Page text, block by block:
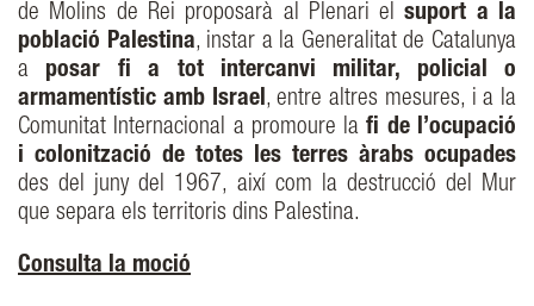
de Molins de Rei proposarà al Plenari elsuport a la
població Palestina, instar a la Generalitat de Catalunya
a
posar fi a tot intercanvi militar, policial o
armamentístic amb Israel, entre altres mesures, i a la
Comunitat Internacional a promoure lafi de l’ocupació
i colonització de totes les terres àrabs ocupades
des del juny del 1967, així com la destrucció del Mur
que separa els territoris dins Palestina.
Consulta la moció